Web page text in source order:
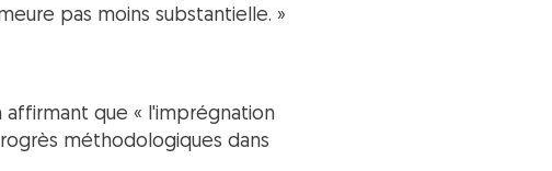
pas moins substantielle. »
affirmant que « l'imprégnation
méthodologiques dans